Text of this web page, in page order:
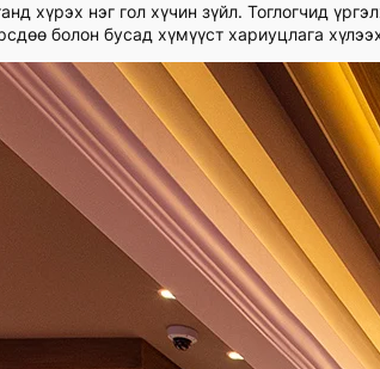
хүрэх нэг гол хүчин зүйл. Тоглогчид
болон бусад хүмүүст хариуцлага